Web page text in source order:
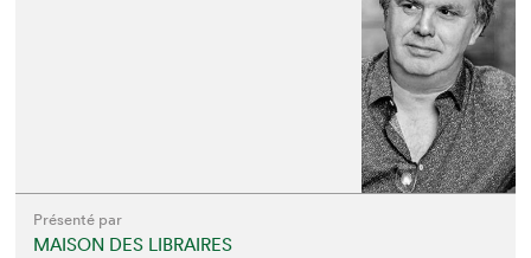
Présenté par
MAISON DES LIBRAIRES